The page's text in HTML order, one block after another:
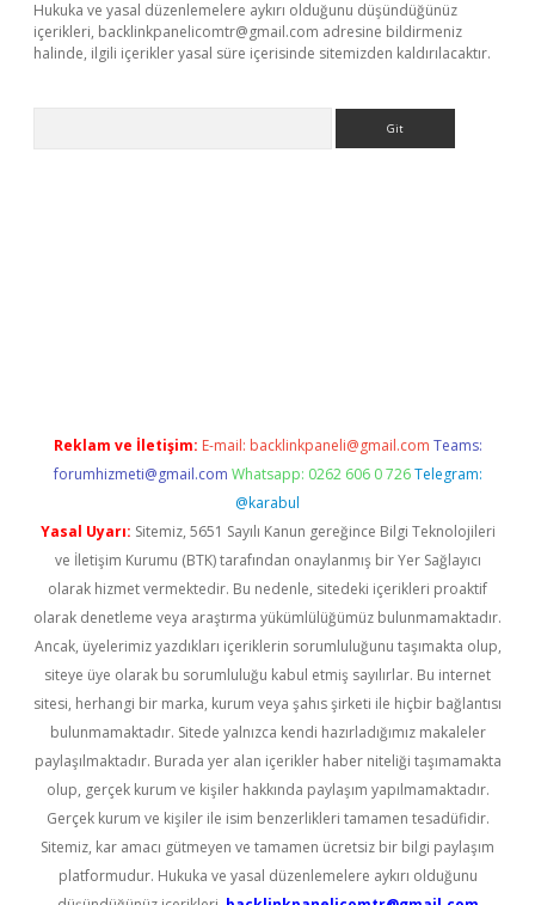
Hukuka ve yasal düzenlemelere aykırı olduğunu düşündüğünüz
içerikleri, backlinkpanelicomtr@gmail.com adresine bildirmeniz
halinde, ilgili içerikler yasal süre içerisinde sitemizden kaldırılacaktır.
Reklam ve İletişim: E-mail: backlinkpaneli@gmail.com Teams:
forumhizmeti@gmail.com Whatsapp: 0262 606 0 726 Telegram:
@karabul
Yasal Uyarı: Sitemiz, 5651 Sayılı Kanun gereğince Bilgi Teknolojileri
ve İletişim Kurumu (BTK) tarafından onaylanmış bir Yer Sağlayıcı
olarak hizmet vermektedir. Bu nedenle, sitedeki içerikleri proaktif
olarak denetleme veya araştırma yükümlülüğümüz bulunmamaktadır.
Ancak, üyelerimiz yazdıkları içeriklerin sorumluluğunu taşımakta olup,
siteye üye olarak bu sorumluluğu kabul etmiş sayılırlar. Bu internet
sitesi, herhangi bir marka, kurum veya şahıs şirketi ile hiçbir bağlantısı
bulunmamaktadır. Sitede yalnızca kendi hazırladığımız makaleler
paylaşılmaktadır. Burada yer alan içerikler haber niteliği taşımamakta
olup, gerçek kurum ve kişiler hakkında paylaşım yapılmamaktadır.
Gerçek kurum ve kişiler ile isim benzerlikleri tamamen tesadüfidir.
Sitemiz, kar amacı gütmeyen ve tamamen ücretsiz bir bilgi paylaşım
platformudur. Hukuka ve yasal düzenlemelere aykırı olduğunu